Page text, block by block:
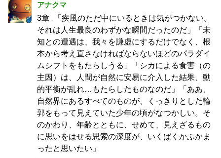
アナクマ
3章_「疾風のただ中にいるときは気がつかない。
それは人生最良のわずかな瞬間だったのだ」「未
知との遭遇は、我々を謙虚にするだけでなく、根
本から考え直さなければならないほどのパラダイ
ムシフトをもたらしうる」「シカによる食害（の
主因）は、人間が自然に安易に介入した結果、動
的平衡が乱れ…もたらしたものなのだ」「ああ、
自然界にあるすべてのものが、くっきりとした輪
郭をもって見えていた少年の頃がなつかしい。そ
のかわり、年齢とともに、せめて、見えざるもの
に思いをはせる思索の深度が、いくばくかふかま
ったと思いたい」